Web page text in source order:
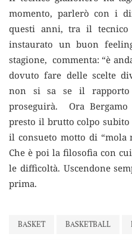
momento, parlerò con i
questi anni, tra il
instaurato un buon
stagione, commenta: “è
dovuto fare delle scelte
non si sa se il
proseguirà. Ora
presto il brutto colpo
il consueto motto di “mola
Che è poi la filosofia con
le difficoltà. Uscendone
prima.
BASKET BASKETBALL